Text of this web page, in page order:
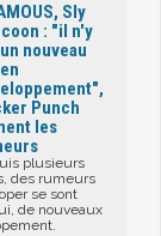
Sly
: "il n'y
nouveau
Punch
les
plusieurs
des rumeurs
se sont
de nouveaux